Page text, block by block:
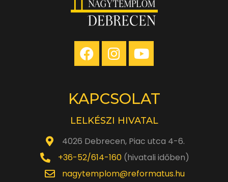
KAPCSOLAT
LELKÉSZI HIVATAL
4026 Debrecen, Piac utca 4-6.
+36-52/614-160(hivatali időben)
nagytemplom@reformatus.hu